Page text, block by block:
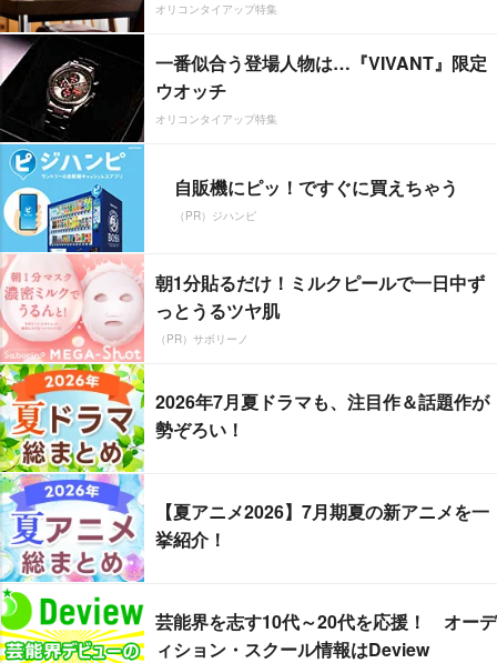
オリコンタイアップ特集
一番似合う登場人物は…『VIVANT』限定
ウオッチ
オリコンタイアップ特集
自販機にピッ！ですぐに買えちゃう
（PR）ジハンピ
朝1分貼るだけ！ミルクピールで一日中ず
っとうるツヤ肌
（PR）サボリーノ
2026年7月夏ドラマも、注目作＆話題作が
勢ぞろい！
【夏アニメ2026】7月期夏の新アニメを一
挙紹介！
芸能界を志す10代～20代を応援！ オーデ
ィション・スクール情報はDeview